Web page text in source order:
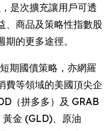
，是次擴充讓用戶可透
、商品及策略性指數股
的更多途徑。
期國債策略，亦網羅
費等領域的美國頂尖企
（拼多多）及 GRAB
金 (GLD)、原油